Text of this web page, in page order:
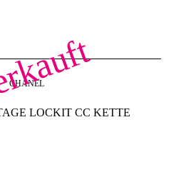
CHANEL
LOCKIT CC KETTE